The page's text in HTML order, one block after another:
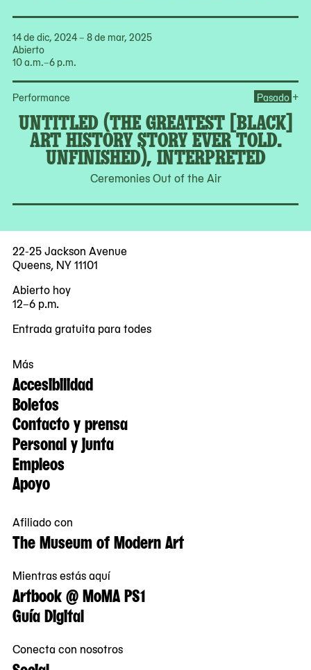
14 de dic, 2024 – 8 de mar, 2025
Abierto
10 a.m.–6 p.m.
Performance
UNTITLED (THE GREATEST [BLACK]
ART HISTORY STORY EVER TOLD.
UNFINISHED), INTERPRETED
Ceremonies Out of the Air
Pasado +
22-25 Jackson Avenue
Queens, NY 11101
Abierto hoy
12–6 p.m.
Entrada gratuita para todes
Más
Accesibilidad
Boletos
Contacto y prensa
Personal y junta
Empleos
Apoyo
Afiliado con
The Museum of Modern Art
Mientras estás aquí
Artbook @ MoMA PS1
Guía Digital
Conecta con nosotros